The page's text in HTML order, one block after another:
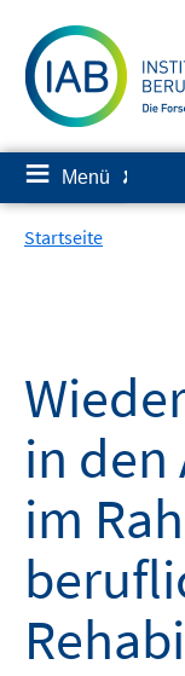
zum
Inhalt
≡ Menü ✘
Startseite
in
im